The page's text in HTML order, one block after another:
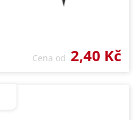
Cena od 2,40 Kč